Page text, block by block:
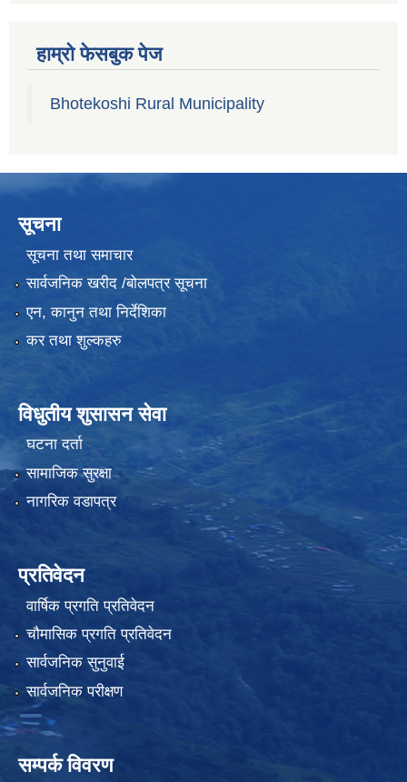
हाम्रो फेसबुक पेज
Bhotekoshi Rural Municipality
सूचना
सूचना तथा समाचार
सार्वजनिक खरीद /बोलपत्र सूचना
एन, कानुन तथा निर्देशिका
कर तथा शुल्कहरु
विधुतीय शुसासन सेवा
घटना दर्ता
सामाजिक सुरक्षा
नागरिक वडापत्र
प्रतिवेदन
वार्षिक प्रगति प्रतिवेदन
चौमासिक प्रगति प्रतिवेदन
सार्वजनिक सुनुवाई
सार्वजनिक परीक्षण
सम्पर्क विवरण